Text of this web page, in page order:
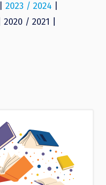
2023 / 2024
| 2020 / 2021 |